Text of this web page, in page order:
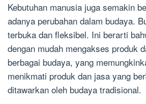
Kebutuhan manusia juga semakin
adanya perubahan dalam budaya.
terbuka dan fleksibel. Ini berarti
dengan mudah mengakses produk
berbagai budaya, yang
menikmati produk dan jasa yang
ditawarkan oleh budaya tradisional.